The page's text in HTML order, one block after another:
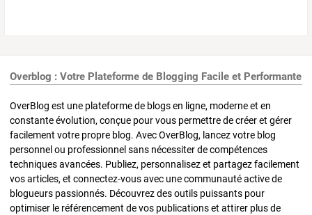
Overblog : Votre Plateforme de Blogging Facile et Performante
OverBlog est une plateforme de blogs en ligne, moderne et en
constante évolution, conçue pour vous permettre de créer et gérer
facilement votre propre blog. Avec OverBlog, lancez votre blog
personnel ou professionnel sans nécessiter de compétences
techniques avancées. Publiez, personnalisez et partagez facilement
vos articles, et connectez-vous avec une communauté active de
blogueurs passionnés. Découvrez des outils puissants pour
optimiser le référencement de vos publications et attirer plus de